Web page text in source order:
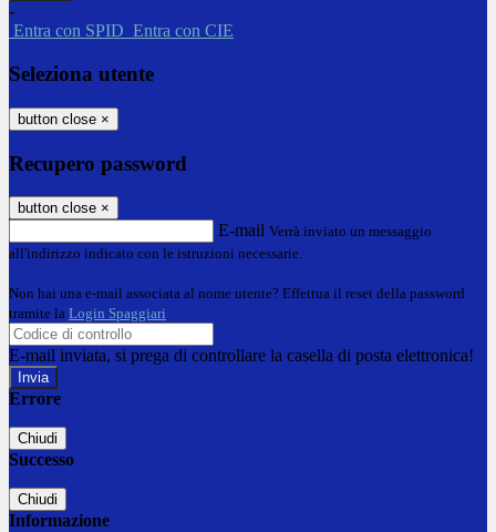
-
Entra con SPID Entra con CIE
Seleziona utente
button close ×
Recupero password
button close ×
E-mail Verrà inviato un messaggio
all'indirizzo indicato con le istruzioni necessarie.
Non hai una e-mail associata al nome utente? Effettua il reset della password
tramite la Login Spaggiari
E-mail inviata, si prega di controllare la casella di posta elettronica!
Errore
Chiudi
Successo
Chiudi
Informazione